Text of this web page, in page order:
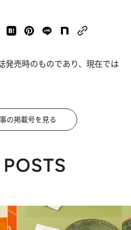
発売時のものであり、現在では
の掲載号を見る